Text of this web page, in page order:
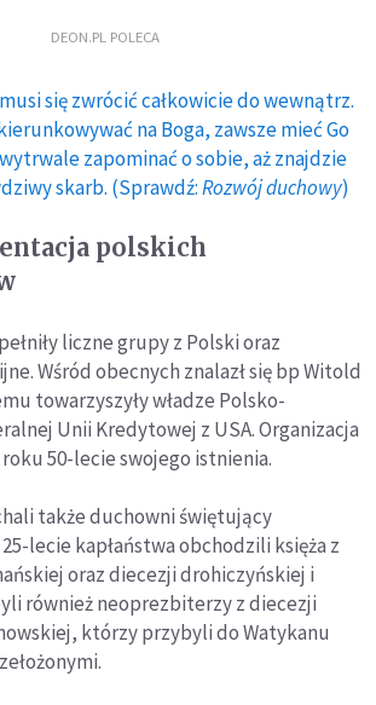
DEON.PL POLECA
się zwrócić całkowicie do wewnątrz.
na Boga, zawsze mieć Go
zapominać o sobie, aż znajdzie
skarb. (Sprawdź:Rozwój duchowy)
polskich
liczne grupy z Polski oraz
Wśród obecnych znalazł się bp Witold
towarzyszyły władze Polsko-
Unii Kredytowej z USA. Organizacja
50-lecie swojego istnienia.
także duchowni świętujący
lecie kapłaństwa obchodzili księża z
oraz diecezji drohiczyńskiej i
również neoprezbiterzy z diecezji
którzy przybyli do Watykanu